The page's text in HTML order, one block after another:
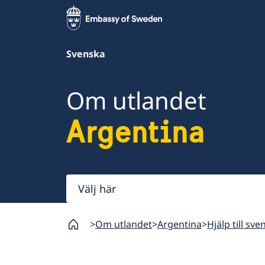
Svenska
Om utlandet
Argentina
Välj
här
Om utlandet Argentina Hjälp till